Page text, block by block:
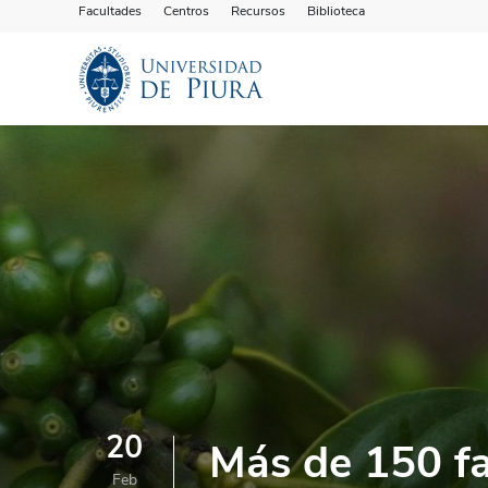
Facultades Centros Recursos Biblioteca
20
Feb Más de 150